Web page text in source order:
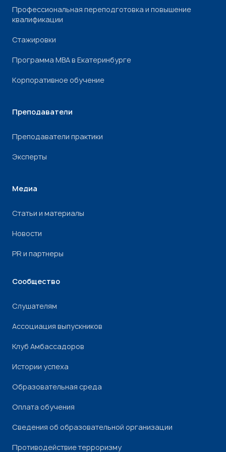
Профессиональная переподготовка и повышение
квалификации
Стажировки
Программа МВА в Екатеринбурге
Корпоративное обучение
Преподаватели
Преподаватели практики
Эксперты
Медиа
Статьи и материалы
Новости
PR и партнеры
Сообщество
Слушателям
Ассоциация выпускников
Клуб Амбассадоров
Истории успеха
Образовательная среда
Оплата обучения
Сведения об образовательной организации
Противодействие терроризму